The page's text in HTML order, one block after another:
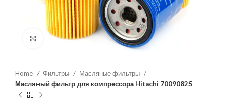
Увеличить
Home Фильтры
Масляные фильтры
Масляный фильтр для компрессора Hitachi 70090825